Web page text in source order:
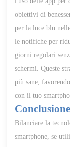
obiettivi di
per la luce blu
le notifiche per
giorni regolari
schermi. Queste
più sane,
con il tuo
Conclusione
Bilanciare la
smartphone, se